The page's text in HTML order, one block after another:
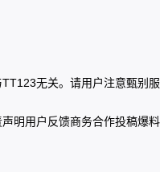
无关。请用户注意甄别服
明用户反馈商务合作投稿爆料